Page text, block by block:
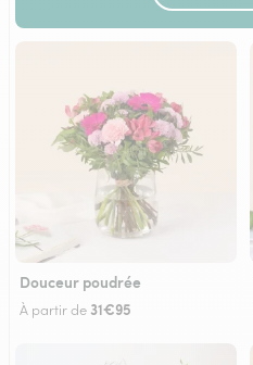
Douceur poudrée
À partir de 31€95